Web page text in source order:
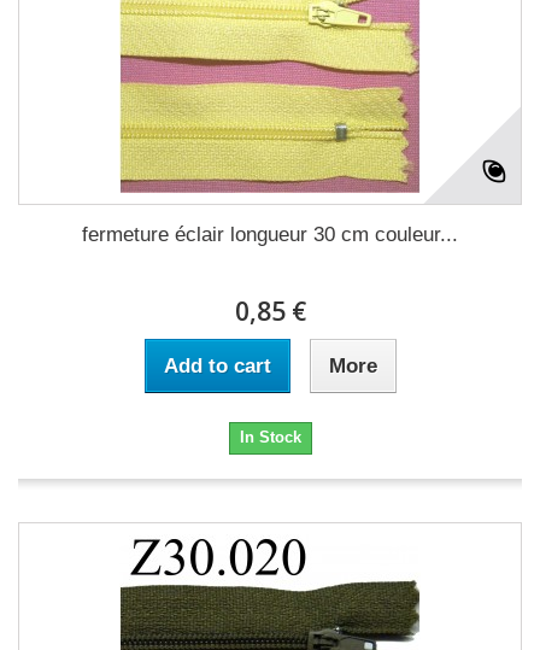
fermeture éclair longueur 30 cm couleur...
0,85 €
Add to cart More
In Stock